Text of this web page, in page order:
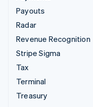
Payouts
Radar
Revenue Recognition
Stripe Sigma
Tax
Terminal
Treasury